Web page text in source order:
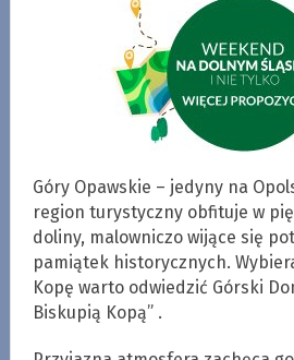
Góry Opawskie – jedyny na
region turystyczny obfituje w
doliny, malowniczo wijące się
pamiątek historycznych.
Kopę warto odwiedzić Górski
Biskupią Kopą” .